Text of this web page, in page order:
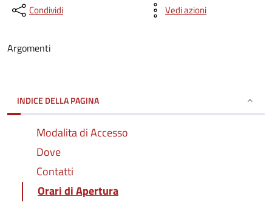
Condividi Vedi azioni
Argomenti
INDICE DELLA PAGINA
Modalita di Accesso
Dove
Contatti
Orari di Apertura